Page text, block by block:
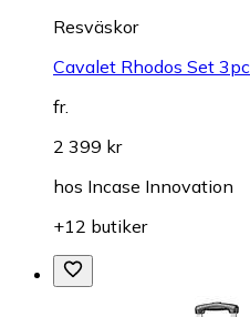
Resväskor
Cavalet Rhodos Set 3pc
fr.
2 399 kr
hos Incase Innovation
+12 butiker